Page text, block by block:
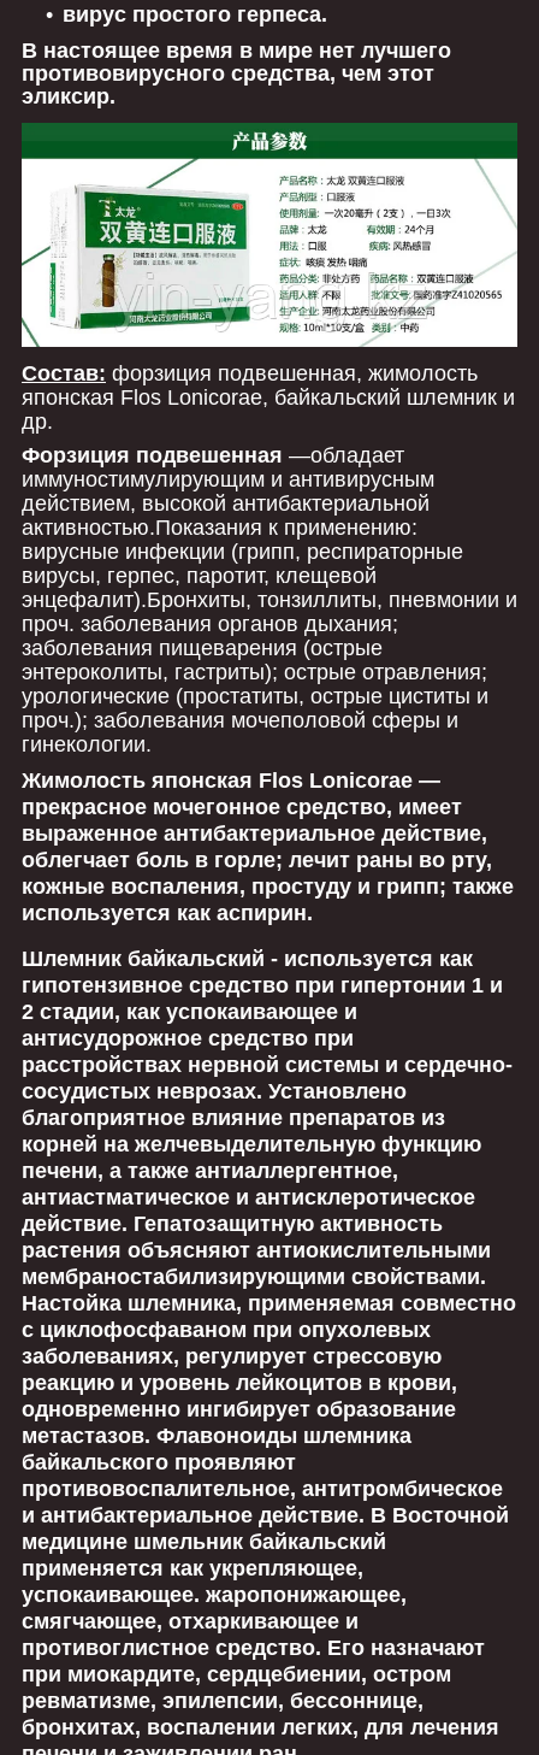
вирус простого герпеса.
В настоящее время в мире нет лучшего
противовирусного средства, чем этот
эликсир.
Состав: форзиция подвешенная, жимолость
японская Flos Lonicorae, байкальский шлемник и
др.
Форзиция подвешенная ―обладает
иммуностимулирующим и антивирусным
действием, высокой антибактериальной
активностью.Показания к применению:
вирусные инфекции (грипп, респираторные
вирусы, герпес, паротит, клещевой
энцефалит).Бронхиты, тонзиллиты, пневмонии и
проч. заболевания органов дыхания;
заболевания пищеварения (острые
энтероколиты, гастриты); острые отравления;
урологические (простатиты, острые циститы и
проч.); заболевания мочеполовой сферы и
гинекологии.
Жимолость японская Flos Lonicorae ―
прекрасное мочегонное средство, имеет
выраженное антибактериальное действие,
облегчает боль в горле; лечит раны во рту,
кожные воспаления, простуду и грипп; также
используется как аспирин.
Шлемник байкальский - используется как
гипотензивное средство при гипертонии 1 и
2 стадии, как успокаивающее и
антисудорожное средство при
расстройствах нервной системы и сердечно-
сосудистых неврозах. Установлено
благоприятное влияние препаратов из
корней на желчевыделительную функцию
печени, а также антиаллергентное,
антиастматическое и антисклеротическое
действие. Гепатозащитную активность
растения объясняют антиокислительными
мембраностабилизирующими свойствами.
Настойка шлемника, применяемая совместно
с циклофосфаваном при опухолевых
заболеваниях, регулирует стрессовую
реакцию и уровень лейкоцитов в крови,
одновременно ингибирует образование
метастазов. Флавоноиды шлемника
байкальского проявляют
противовоспалительное, антитромбическое
и антибактериальное действие. В Восточной
медицине шмельник байкальский
применяется как укрепляющее,
успокаивающее. жаропонижающее,
смягчающее, отхаркивающее и
противоглистное средство. Егo назначают
при миокардите, сердцебиении, остром
ревматизме, эпилепсии, бессоннице,
бронхитах, воспалении легких, для лечения